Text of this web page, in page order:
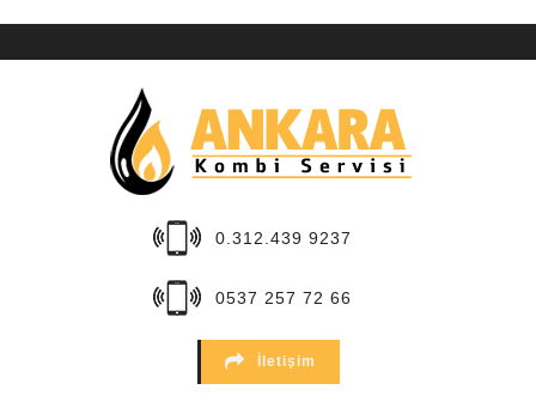
0.312.439 9237
0537 257 72 66
İletişim
KURUMSAL